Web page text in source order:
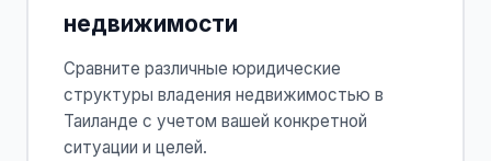
недвижимости
Сравните различные юридические
структуры владения недвижимостью в
Таиланде с учетом вашей конкретной
ситуации и целей.